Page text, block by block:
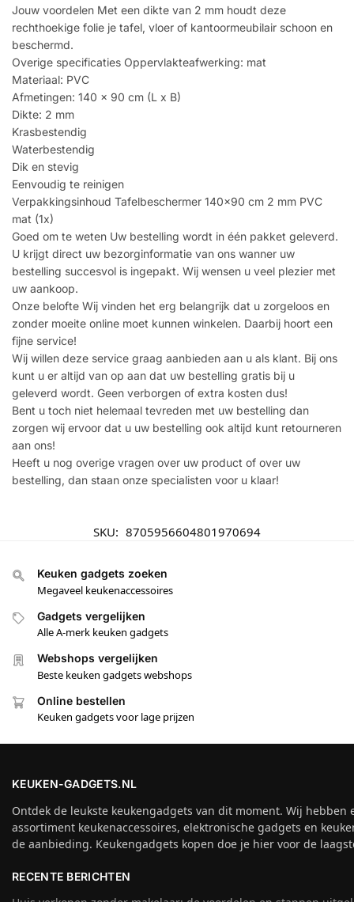
Jouw voordelen Met een dikte van 2 mm houdt deze
rechthoekige folie je tafel, vloer of kantoormeubilair schoon en
beschermd.
Overige specificaties Oppervlakteafwerking: mat
Materiaal: PVC
Afmetingen: 140 x 90 cm (L x B)
Dikte: 2 mm
Krasbestendig
Waterbestendig
Dik en stevig
Eenvoudig te reinigen
Verpakkingsinhoud Tafelbeschermer 140×90 cm 2 mm PVC
mat (1x)
Goed om te weten Uw bestelling wordt in één pakket geleverd.
U krijgt direct uw bezorginformatie van ons wanner uw
bestelling succesvol is ingepakt. Wij wensen u veel plezier met
uw aankoop.
Onze belofte Wij vinden het erg belangrijk dat u zorgeloos en
zonder moeite online moet kunnen winkelen. Daarbij hoort een
fijne service!
Wij willen deze service graag aanbieden aan u als klant. Bij ons
kunt u er altijd van op aan dat uw bestelling gratis bij u
geleverd wordt. Geen verborgen of extra kosten dus!
Bent u toch niet helemaal tevreden met uw bestelling dan
zorgen wij ervoor dat u uw bestelling ook altijd kunt retourneren
aan ons!
Heeft u nog overige vragen over uw product of over uw
bestelling, dan staan onze specialisten voor u klaar!
SKU: 8705956604801970694
Keuken gadgets zoeken
Megaveel keukenaccessoires
Gadgets vergelijken
Alle A-merk keuken gadgets
Webshops vergelijken
Beste keuken gadgets webshops
Online bestellen
Keuken gadgets voor lage prijzen
KEUKEN-GADGETS.NL
Ontdek de leukste keukengadgets van dit moment. Wij hebben
assortiment keukenaccessoires, elektronische gadgets en
de aanbieding. Keukengadgets kopen doe je hier voor de
RECENTE BERICHTEN